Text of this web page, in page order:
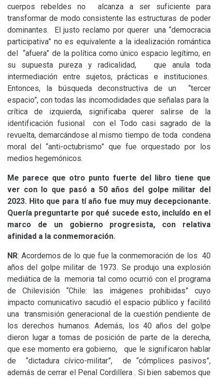
cuerpos rebeldes no alcanza a ser suficiente para
transformar de modo consistente las estructuras de poder
dominantes. El justo reclamo por querer una “democracia
participativa” no es equivalente a la idealización romántica
del “afuera” de la política como único espacio legítimo, en
su supuesta pureza y radicalidad, que anula toda
intermediación entre sujetos, prácticas e instituciones.
Entonces, la búsqueda deconstructiva de un “tercer
espacio”, con todas las incomodidades que señalas para la
crítica de izquierda, significaba querer salirse de la
identificación fusional con el Todo casi sagrado de la
revuelta, demarcándose al mismo tiempo de toda condena
moral del “anti-octubrismo” que fue orquestado por los
medios hegemónicos.
Me parece que otro punto fuerte del libro tiene que
ver con lo que pasó a 50 años del golpe militar del
2023. Hito que para tí año fue muy muy decepcionante.
Quería preguntarte por qué sucede esto, incluído en el
marco de un gobierno progresista, con relativa
afinidad a la conmemoración.
NR: Acordemos de lo que fue la conmemoración de los 40
años del golpe militar de 1973. Se produjo una explosión
mediática de la memoria tal como ocurrió con el programa
de Chilevisión “Chile: las imágenes prohibidas” cuyo
impacto comunicativo sacudió el espacio público y facilitó
una transmisión generacional de la cuestión pendiente de
los derechos humanos. Además, los 40 años del golpe
dieron lugar a tomas de posición de parte de la derecha,
que ese momento era gobierno, que le significaron hablar
de “dictadura cívico-militar”, de “cómplices pasivos”,
además de cerrar el Penal Cordillera . Si bien sabemos que